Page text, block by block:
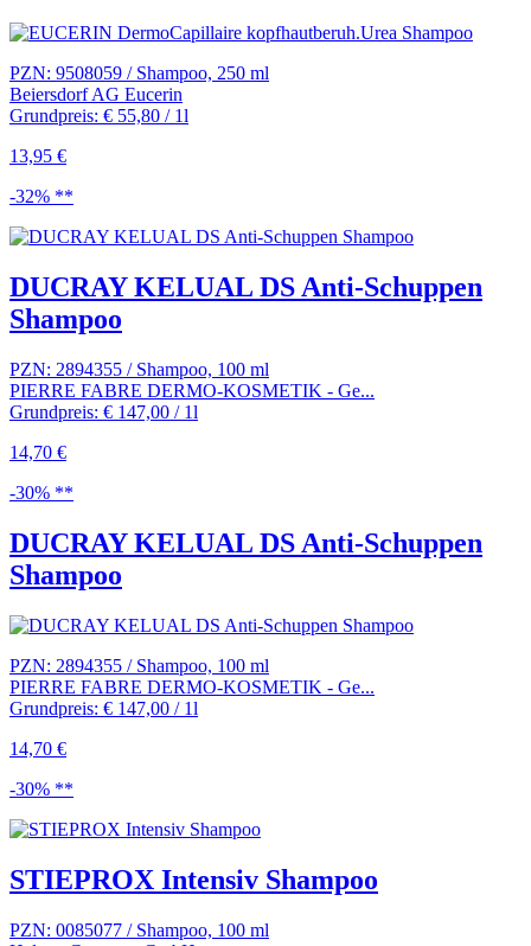
PZN: 9508059 / Shampoo, 250 ml
Beiersdorf AG Eucerin
Grundpreis: € 55,80 / 1l
13,95 €
-32% **
DUCRAY KELUAL DS Anti-Schuppen
Shampoo
PZN: 2894355 / Shampoo, 100 ml
PIERRE FABRE DERMO-KOSMETIK - Ge...
Grundpreis: € 147,00 / 1l
14,70 €
-30% **
DUCRAY KELUAL DS Anti-Schuppen
Shampoo
PZN: 2894355 / Shampoo, 100 ml
PIERRE FABRE DERMO-KOSMETIK - Ge...
Grundpreis: € 147,00 / 1l
14,70 €
-30% **
STIEPROX Intensiv Shampoo
PZN: 0085077 / Shampoo, 100 ml